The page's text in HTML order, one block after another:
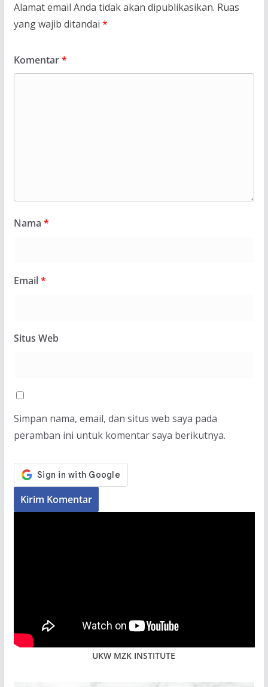
Alamat email Anda tidak akan dipublikasikan. Ruas
yang wajib ditandai *
Komentar*
Nama *
Email*
Situs Web
Simpan nama, email, dan situs web saya pada
peramban ini untuk komentar saya berikutnya.
UKW MZK INSTITUTE